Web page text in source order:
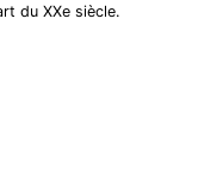
du XXe siècle.